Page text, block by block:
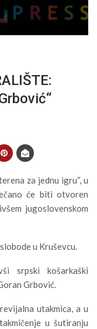
za jednu igru“, u
će biti otvoren
jugoslovenskom
u Kruševcu.
srpski košarkaški
Grbović.
utakmica, a u
u šutiranju